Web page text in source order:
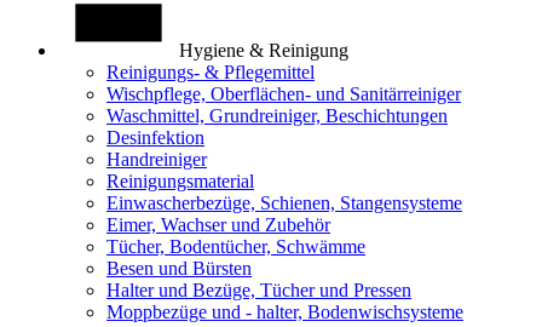
Hygiene & Reinigung
Reinigungs- & Pflegemittel
Wischpflege, Oberflächen- und Sanitärreiniger
Waschmittel, Grundreiniger, Beschichtungen
Desinfektion
Handreiniger
Reinigungsmaterial
Einwascherbezüge, Schienen, Stangensysteme
Eimer, Wachser und Zubehör
Tücher, Bodentücher, Schwämme
Besen und Bürsten
Halter und Bezüge, Tücher und Pressen
Moppbezüge und - halter, Bodenwischsysteme